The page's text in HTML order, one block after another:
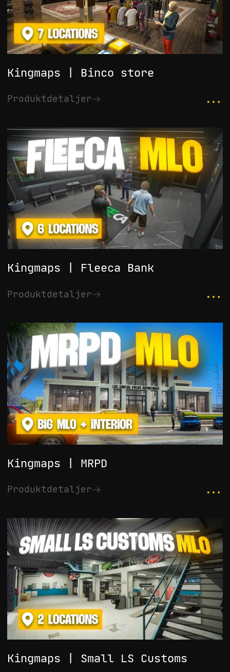
Kingmaps | Binco store
Produktdetaljer ...
Kingmaps | Fleeca Bank
Produktdetaljer ...
Kingmaps | MRPD
Produktdetaljer ...
Kingmaps | Small LS Customs